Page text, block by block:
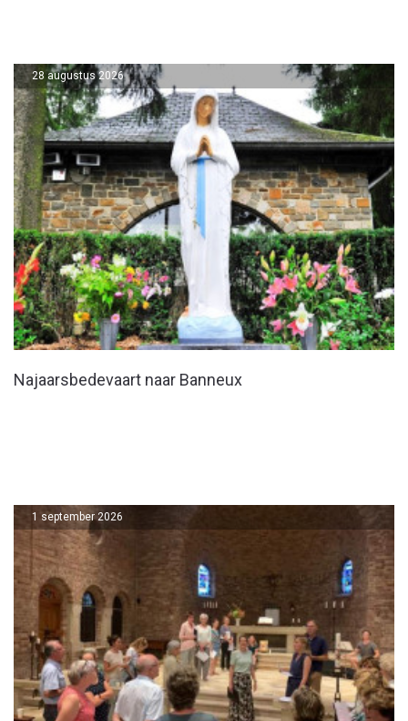
Najaarsbedevaart naar Banneux
28 augustus 2026
1 september 2026